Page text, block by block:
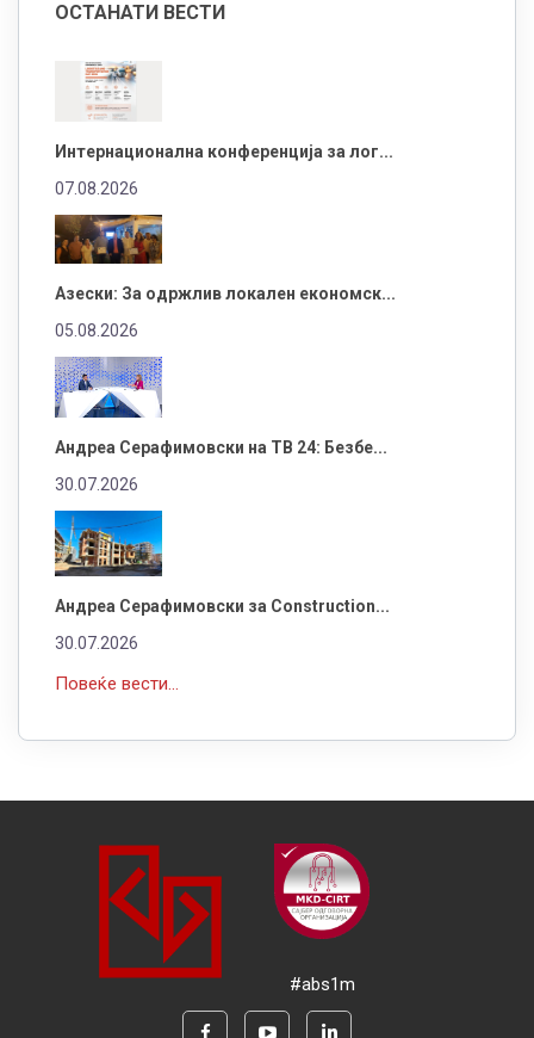
ОСТАНАТИ ВЕСТИ
Интернационална конференција за лог...
07.08.2026
Азески: За одржлив локален економск...
05.08.2026
Андреа Серафимовски на ТВ 24: Безбе...
30.07.2026
Андреа Серафимовски за Construction...
30.07.2026
Повеќе вести...
#abs1m